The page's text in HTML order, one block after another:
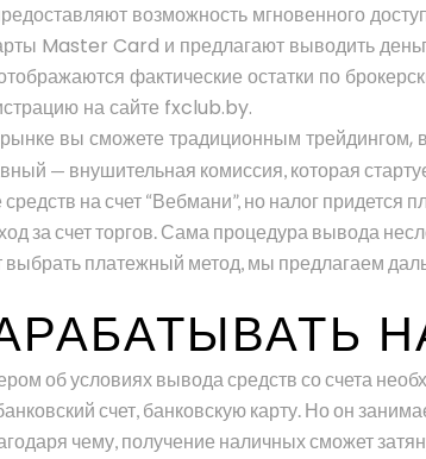
возможность мгновенного
Master Card и предлагают выводить
фактические остатки по
на сайте fxclub.by.
вы сможете традиционным трейдингом,
— внушительная комиссия, которая
на счет “Вебмани”, но налог придется
за счет торгов. Сама процедура вывода
выбрать платежный метод, мы предлагаем
об условиях вывода средств со счета
счет, банковскую карту. Но он
чему, получение наличных сможет